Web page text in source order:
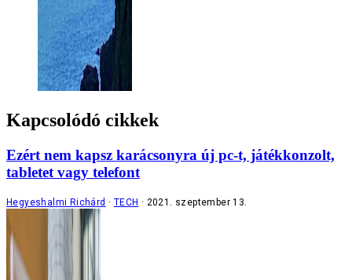
Kapcsolódó cikkek
Ezért nem kapsz karácsonyra új pc-t, játékkonzolt,
tabletet vagy telefont
Hegyeshalmi Richárd TECH 2021. szeptember 13.